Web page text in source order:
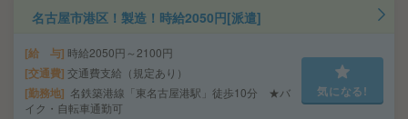
名古屋市港区！製造！時給2050円[派遣]
給 与 時給2050円～2100円
交通費 交通費支給（規定あり）
勤務地 名鉄築港線「東名古屋港駅」徒歩10分 ★バ
イク・自転車通勤可
気になる!